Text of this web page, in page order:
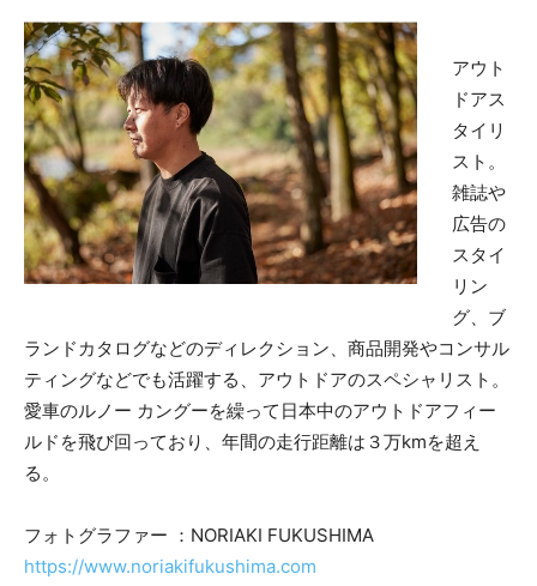
アウト
ドアス
タイリ
スト。
雑誌や
広告の
スタイ
リン
グ、ブ
ランドカタログなどのディレクション、商品開発やコンサル
ティングなどでも活躍する、アウトドアのスペシャリスト。
愛車のルノー カングーを繰って日本中のアウトドアフィー
ルドを飛び回っており、年間の走行距離は３万kmを超え
る。
フォトグラファー ：NORIAKI FUKUSHIMA
https://www.noriakifukushima.com